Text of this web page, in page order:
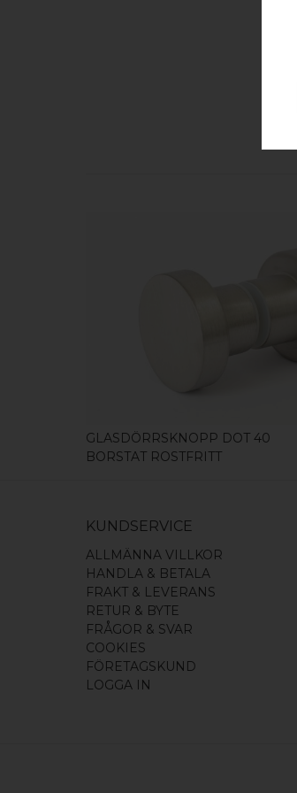
GLASDÖRRSKNOPP DOT 40
BORSTAT ROSTFRITT
KUNDSERVICE
ALLMÄNNA VILLKOR
HANDLA & BETALA
FRAKT & LEVERANS
RETUR & BYTE
FRÅGOR & SVAR
COOKIES
FÖRETAGSKUND
LOGGA IN